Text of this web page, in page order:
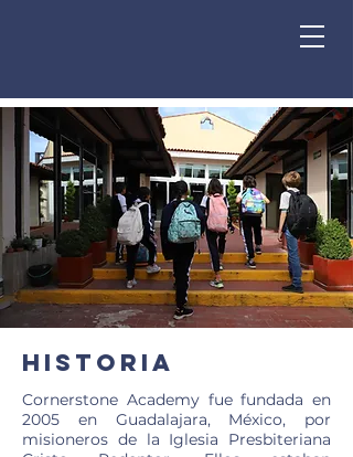
Historia
Cornerstone Academy fue fundada en
2005 en Guadalajara, México, por
misioneros de la Iglesia Presbiteriana